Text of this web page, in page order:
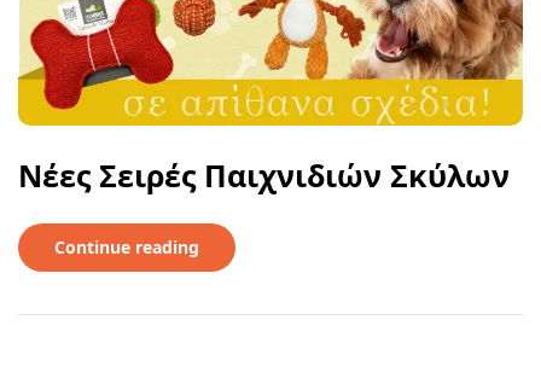
Νέες Σειρές Παιχνιδιών Σκύλων
Continue reading